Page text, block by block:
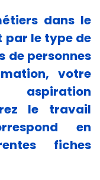
dans le
par le type de
de personnes
votre
le travail
en
fiches